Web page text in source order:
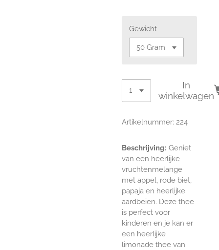
Gewicht
In
winkelwagen
Artikelnummer: 224
Beschrijving: Geniet
van een heerlijke
vruchtenmelange
met appel, rode biet,
papaja en heerlijke
aardbeien. Deze thee
is perfect voor
kinderen en je kan er
een heerlijke
limonade thee van